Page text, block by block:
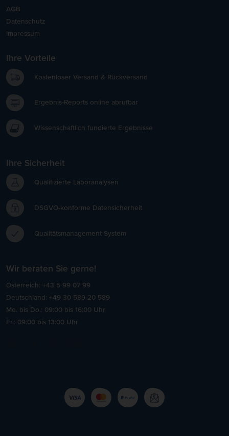
AGB
Datenschutz
Impressum
Ihre Vorteile
Kostenloser Versand & Rückversand
Ergebnis-Reports online abrufbar
Wissenschaftlich fundierte Ergebnisse
Ihre Sicherheit
Qualifizierte Laboranalysen
DSGVO-konforme Datensicherheit
Qualitätsmanagement-System
Wir beraten Sie gerne!
Österreich: +43 5 99 07 99
Deutschland: +49 30 589 20 589
Mo. bis Do.: 09:00 bis 16:00 Uhr
Fr.: 09:00 bis 13:00 Uhr